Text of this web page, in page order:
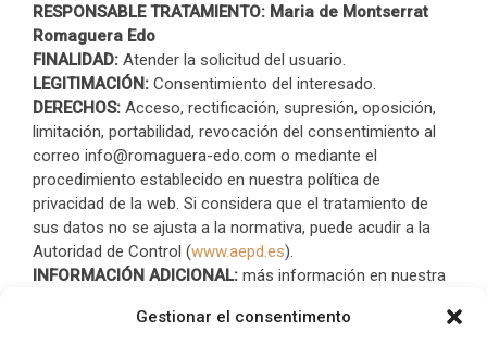
Gestionar el consentimento
RESPONSABLE TRATAMIENTO: Maria de Montserrat
Romaguera Edo
FINALIDAD: Atender la solicitud del usuario.
LEGITIMACIÓN: Consentimiento del interesado.
DERECHOS: Acceso, rectificación, supresión, oposición,
limitación, portabilidad, revocación del consentimiento al
correo info@romaguera-edo.com o mediante el
procedimiento establecido en nuestra política de
privacidad de la web. Si considera que el tratamiento de
sus datos no se ajusta a la normativa, puede acudir a la
Autoridad de Control (www.aepd.es).
INFORMACIÓN ADICIONAL: más información en nuestra